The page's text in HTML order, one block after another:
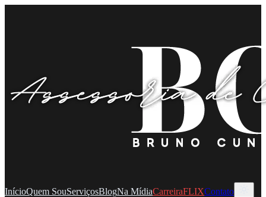
InícioQuem SouServiçosBlogNa MídiaCarreiraFLIXContato